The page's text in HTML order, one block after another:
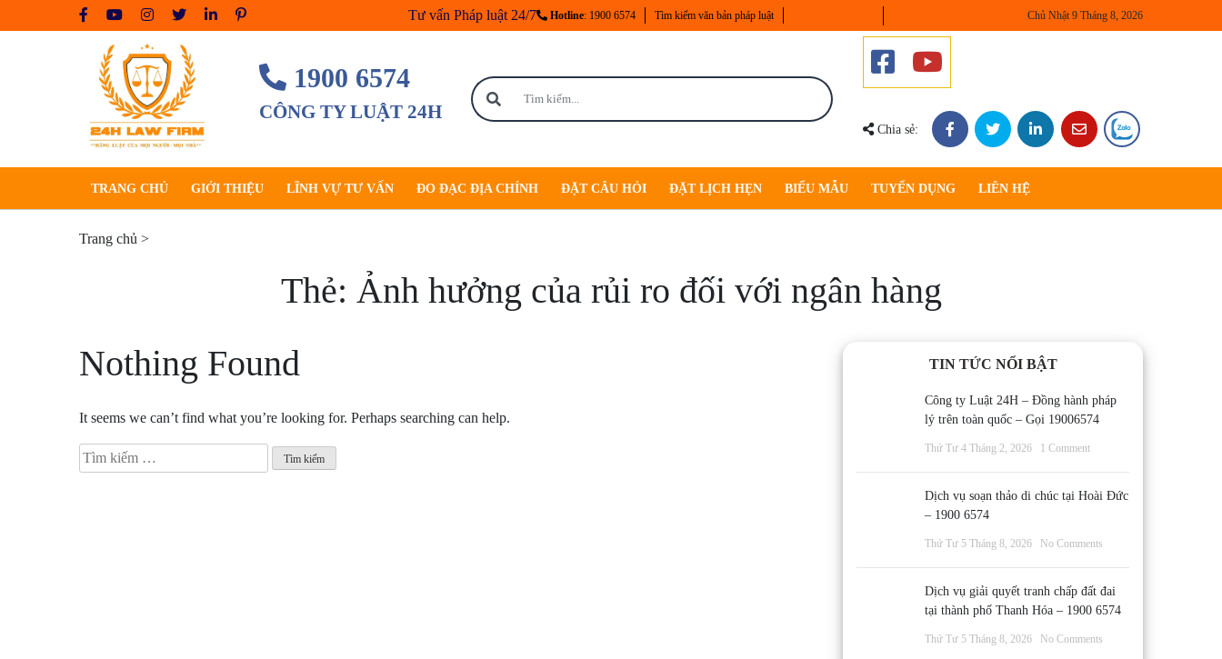
to
Tư vấn Pháp luật 24/7 Hotline: 1900 6574 Tìm kiếm văn bản pháp luật Chủ Nhật 9 Tháng 8, 2026
1900 6574
CÔNG TY LUẬT 24H
Chia sẻ:
TRANG CHỦ GIỚI THIỆU LĨNH VỰ TƯ VẤN ĐO ĐẠC ĐỊA CHÍNH ĐẶT CÂU HỎI ĐẶT LỊCH HẸN BIỂU MẪU TUYỂN DỤNG LIÊN HỆ
Trang chủ >
Thẻ: Ảnh hưởng của rủi ro đối với ngân hàng
Nothing Found
It seems we can’t find what you’re looking for. Perhaps searching can help.
Tìm
kiếm
TIN TỨC NỔI BẬT
Công ty Luật 24H – Đồng hành pháp
lý trên toàn quốc – Gọi 19006574
Thứ Tư 4 Tháng 2, 2026 1 Comment
Dịch vụ soạn thảo di chúc tại Hoài Đức
– 1900 6574
Thứ Tư 5 Tháng 8, 2026 No Comments
Dịch vụ giải quyết tranh chấp đất đai
tại thành phố Thanh Hóa – 1900 6574
Thứ Tư 5 Tháng 8, 2026 No Comments